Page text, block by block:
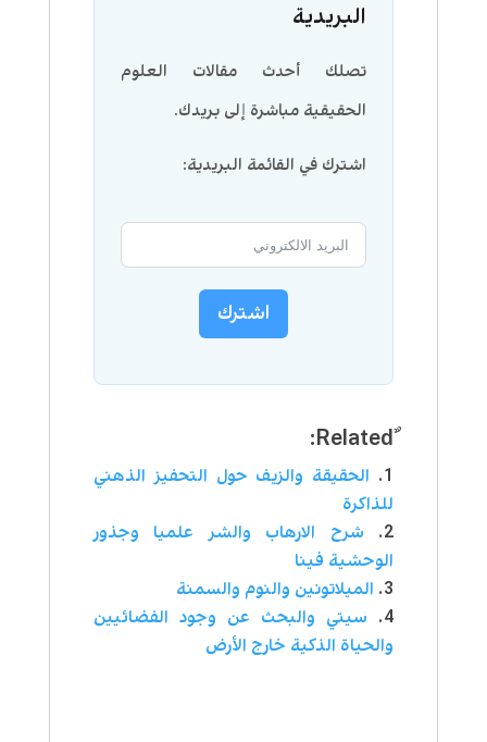
البريدية
تصلك أحدث مقالات العلوم
الحقيقية مباشرة إلى بريدك.
اشترك في القائمة البريدية:
اشترك
ٌRelated:
الحقيقة والزيف حول التحفيز الذهني
للذاكرة
شرح الارهاب والشر علميا وجذور
الوحشية فينا
الميلاتونين والنوم والسمنة
سيتي والبحث عن وجود الفضائيين
والحياة الذكية خارج الأرض